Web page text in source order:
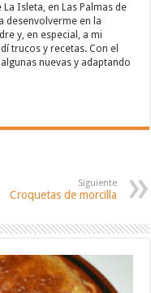
Isleta, en Las Palmas de
desenvolverme en la
y, en especial, a mi
trucos y recetas. Con el
nuevas y adaptando
Siguiente
Croquetas de morcilla